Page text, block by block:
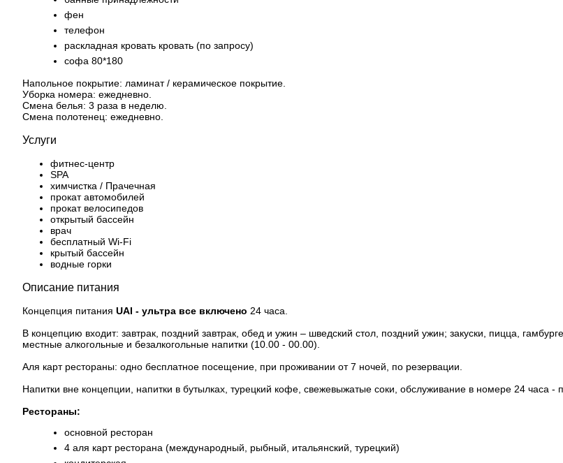
фен
телефон
раскладная кровать кровать (по запросу)
софа 80*180
Напольное покрытие: ламинат / керамическое покрытие.
Уборка номера: ежедневно.
Смена белья: 3 раза в неделю.
Смена полотенец: ежедневно.
Услуги
фитнес-центр
SPA
химчистка / Прачечная
прокат автомобилей
прокат велосипедов
открытый бассейн
врач
бесплатный Wi-Fi
крытый бассейн
водные горки
Описание питания
Концепция питания UAI - ультра все включено 24 часа.
В концепцию входит: завтрак, поздний завтрак, обед и ужин – шведский стол, поздний ужин; закуски, пицца,
местные алкогольные и безалкогольные напитки (10.00 - 00.00).
Аля карт рестораны: одно бесплатное посещение, при проживании от 7 ночей, по резервации.
Напитки вне концепции, напитки в бутылках, турецкий кофе, свежевыжатые соки, обслуживание в номере 24 часа -
Рестораны:
основной ресторан
4 аля карт ресторана (международный, рыбный, итальянский, турецкий)